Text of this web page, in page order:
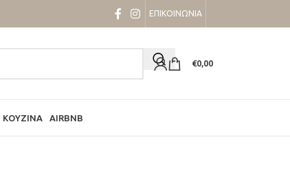
ΕΠΙΚΟΙΝΩΝΙΑ
€0,00
ΚΟΥΖΊΝΑ AIRBNB